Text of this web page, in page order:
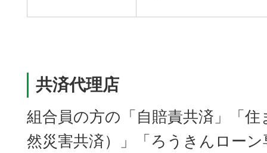
共済代理店
組合員の方の「自賠責共済」「
然災害共済）」「ろうきんロー